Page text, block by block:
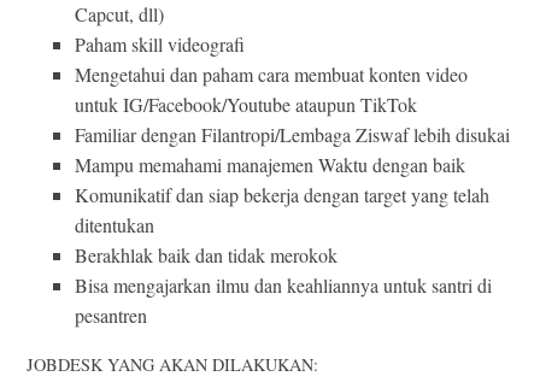
Capcut, dll)
Paham skill videografi
Mengetahui dan paham cara membuat konten video
untuk IG/Facebook/Youtube ataupun TikTok
Familiar dengan Filantropi/Lembaga Ziswaf lebih disukai
Mampu memahami manajemen Waktu dengan baik
Komunikatif dan siap bekerja dengan target yang telah
ditentukan
Berakhlak baik dan tidak merokok
Bisa mengajarkan ilmu dan keahliannya untuk santri di
pesantren
JOBDESK YANG AKAN DILAKUKAN: